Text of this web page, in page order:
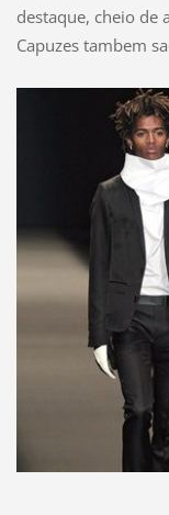
destaque, cheio de
Capuzes tambem